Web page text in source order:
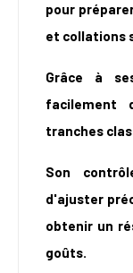
pour
et collations
Grâce à
facilement
tranches
Son
d'ajuster
obtenir un
goûts.